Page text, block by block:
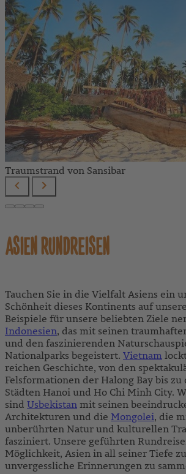
Traumstrand von Sansibar
ASIEN RUNDREISEN
Tauchen Sie in die Vielfalt Asiens ein
Schönheit dieses Kontinents auf
Beispiele für unsere beliebten Ziele
Indonesien, das mit seinen
und den faszinierenden
Nationalparks begeistert. Vietnam
reichen Geschichte, von den
Felsformationen der Halong Bay bis
Städten Hanoi und Ho Chi Minh City.
sind Usbekistanmit seinen
Architekturen und die Mongolei, die
unberührten Natur und kulturellen
fasziniert. Unsere geführten
Möglichkeit, Asien in all seiner Tiefe
unvergessliche Erinnerungen zu